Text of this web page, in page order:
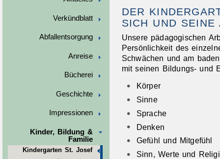
Verkündblatt
Abfallentsorgung
Anreise
Bücherei
Geschichte
Impressionen
Kinder, Bildung &
Familie
Kindergarten St. Josef
DER
SICH UND SEINE
Unsere pädagogischen
Persönlichkeit des
Schwächen und am
mit seinen Bildungs- und
Körper
Sinne
Sprache
Denken
Gefühl und Mitgefühl
Sinn, Werte und